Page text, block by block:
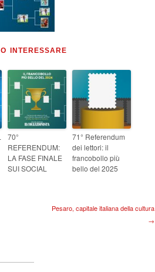
INTERESSARE
70°
REFERENDUM:
LA FASE FINALE
SUI SOCIAL
71° Referendum
dei lettori: il
francobollo più
bello del 2025
Pesaro, capitale italiana della cultura
→